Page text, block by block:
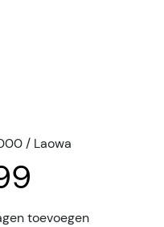
/ Laowa
toevoegen